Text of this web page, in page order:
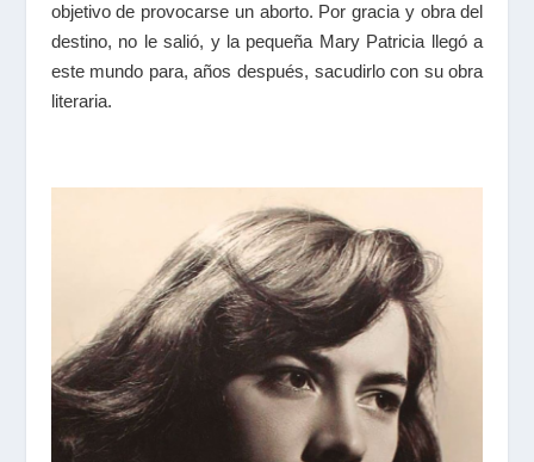
objetivo de provocarse un aborto. Por gracia y obra del
destino, no le salió, y la pequeña Mary Patricia llegó a
este mundo para, años después, sacudirlo con su obra
literaria.